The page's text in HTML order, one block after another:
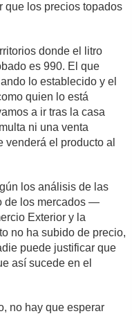
que los precios topados
donde el litro
es 990. El que
lo establecido y el
quien lo está
a ir tras la casa
ni una venta
venderá el producto al
los análisis de las
de los mercados —
Exterior y la
no ha subido de precio,
puede justificar que
así sucede en el
no hay que esperar